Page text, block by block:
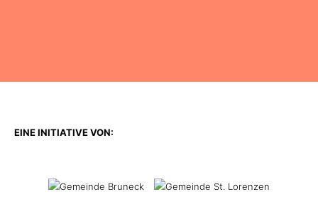
EINE INITIATIVE VON: